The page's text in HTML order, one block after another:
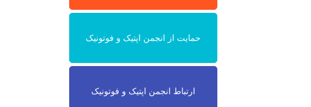
حمایت از انجمن اپتیک و فوتونیک
ارتباط انجمن اپتیک و فوتونیک